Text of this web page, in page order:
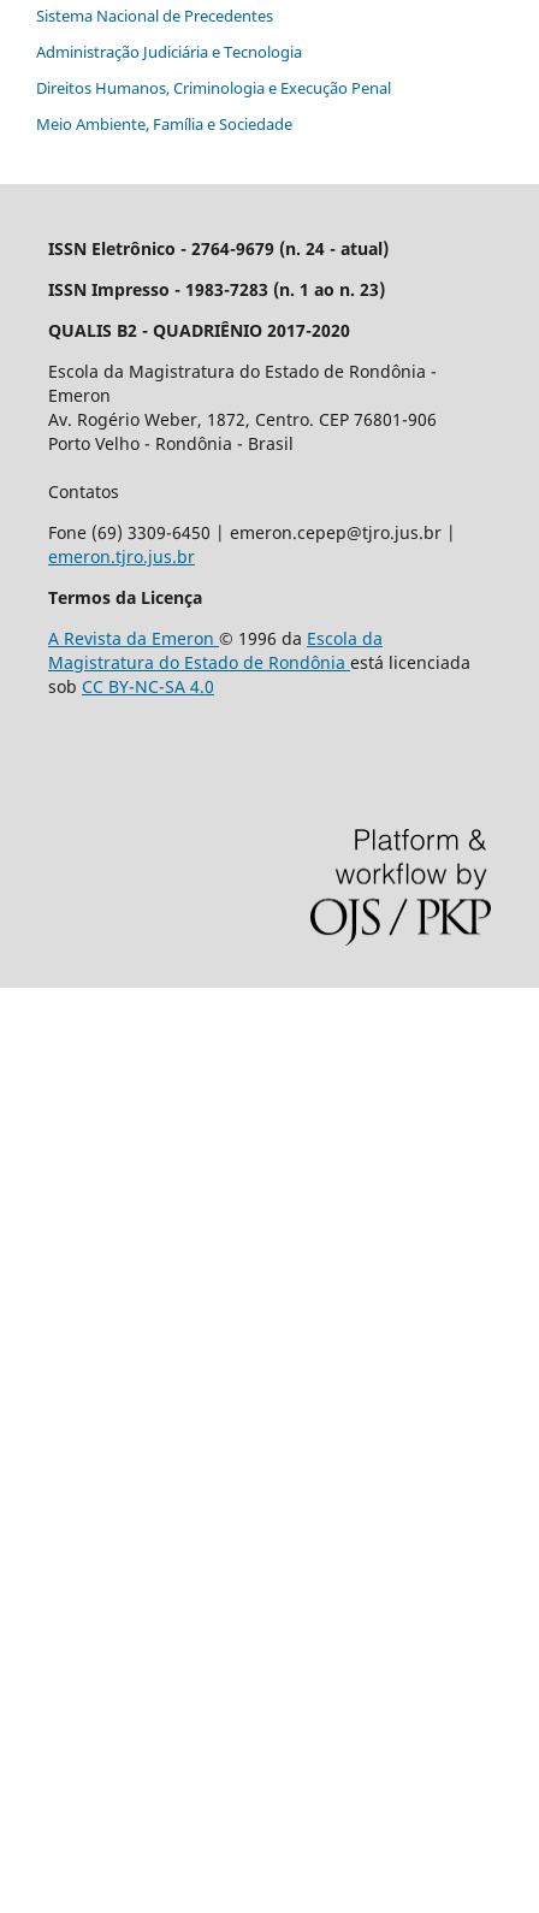
Sistema Nacional de Precedentes
Administração Judiciária e Tecnologia
Direitos Humanos, Criminologia e Execução Penal
Meio Ambiente, Família e Sociedade
ISSN Eletrônico - 2764-9679 (n. 24 - atual)
ISSN Impresso - 1983-7283 (n. 1 ao n. 23)
QUALIS B2 - QUADRIÊNIO 2017-2020
Escola da Magistratura do Estado de Rondônia -
Emeron
Av. Rogério Weber, 1872, Centro. CEP 76801-906
Porto Velho - Rondônia - Brasil
Contatos
Fone (69) 3309-6450 | emeron.cepep@tjro.jus.br |
emeron.tjro.jus.br
Termos da Licença
A Revista da Emeron © 1996 da Escola da
Magistratura do Estado de Rondônia está licenciada
sob CC BY-NC-SA 4.0